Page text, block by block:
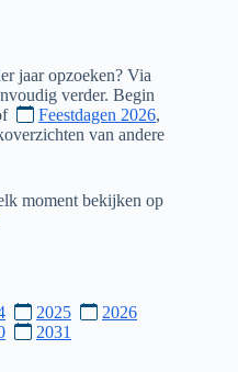
jaar opzoeken? Via
verder. Begin
Feestdagen 2026,
van andere
moment bekijken op
2025
2026
2031